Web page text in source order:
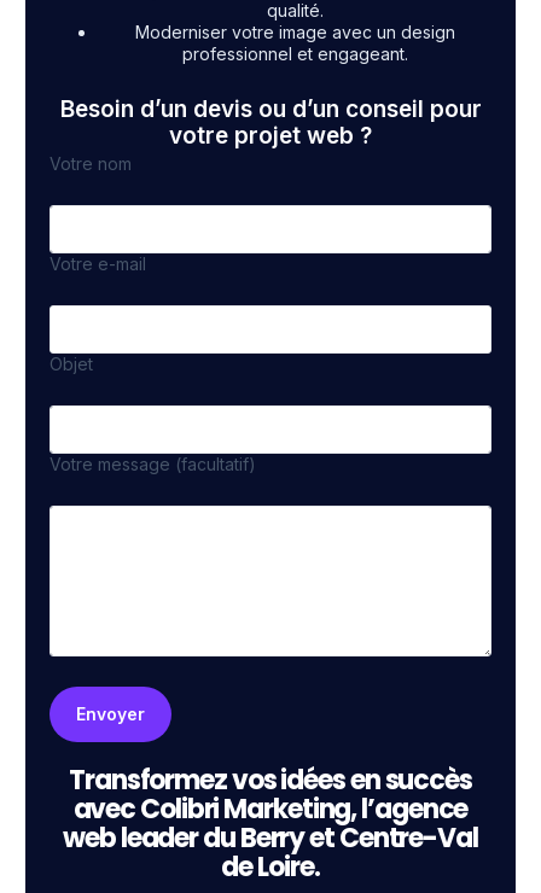
qualité.
Moderniser votre image avec un design
professionnel et engageant.
Besoin d’un devis ou d’un conseil pour
votre projet web ?
Votre nom
Votre e-mail
Objet
Votre message (facultatif)
Transformez vos idées en succès
avec Colibri Marketing, l’agence
web leader du Berry et Centre-Val
de Loire.